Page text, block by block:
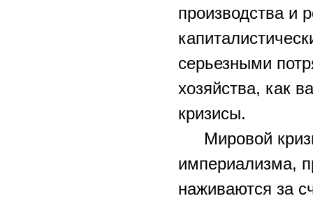
производства и
серьезными
хозяйства, как
кризисы.
Мировой
империализма,
наживаются за